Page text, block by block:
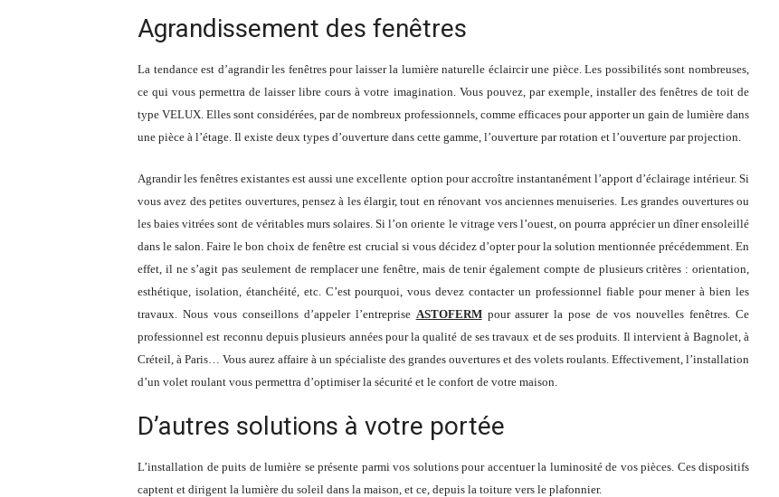
Agrandissement des fenêtres
La tendance est d’agrandir les fenêtres pour laisser la lumière naturelle éclaircir une pièce. Les possibilités sont nombreuses,
ce qui vous permettra de laisser libre cours à votre imagination. Vous pouvez, par exemple, installer des fenêtres de toit de
type VELUX. Elles sont considérées, par de nombreux professionnels, comme efficaces pour apporter un gain de lumière dans
une pièce à l’étage. Il existe deux types d’ouverture dans cette gamme, l’ouverture par rotation et l’ouverture par projection.
Agrandir les fenêtres existantes est aussi une excellente option pour accroître instantanément l’apport d’éclairage intérieur. Si
vous avez des petites ouvertures, pensez à les élargir, tout en rénovant vos anciennes menuiseries. Les grandes ouvertures ou
les baies vitrées sont de véritables murs solaires. Si l’on oriente le vitrage vers l’ouest, on pourra apprécier un dîner ensoleillé
dans le salon. Faire le bon choix de fenêtre est crucial si vous décidez d’opter pour la solution mentionnée précédemment. En
effet, il ne s’agit pas seulement de remplacer une fenêtre, mais de tenir également compte de plusieurs critères : orientation,
esthétique, isolation, étanchéité, etc. C’est pourquoi, vous devez contacter un professionnel fiable pour mener à bien les
travaux. Nous vous conseillons d’appeler l’entreprise ASTOFERMpour assurer la pose de vos nouvelles fenêtres. Ce
professionnel est reconnu depuis plusieurs années pour la qualité de ses travaux et de ses produits. Il intervient à Bagnolet, à
Créteil, à Paris… Vous aurez affaire à un spécialiste des grandes ouvertures et des volets roulants. Effectivement, l’installation
d’un volet roulant vous permettra d’optimiser la sécurité et le confort de votre maison.
D’autres solutions à votre portée
L’installation de puits de lumière se présente parmi vos solutions pour accentuer la luminosité de vos pièces. Ces dispositifs
captent et dirigent la lumière du soleil dans la maison, et ce, depuis la toiture vers le plafonnier.